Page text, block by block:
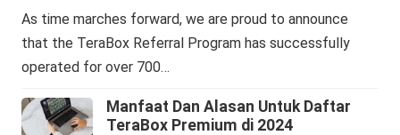
As time marches forward, we are proud to announce
that the TeraBox Referral Program has successfully
operated for over 700…
Manfaat Dan Alasan Untuk Daftar
TeraBox Premium di 2024